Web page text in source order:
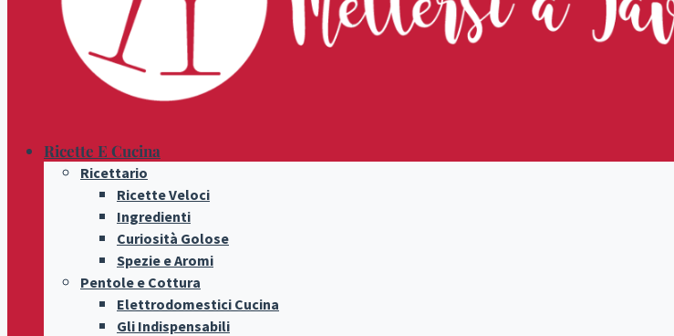
Ricette E Cucina
Ricettario
Ricette Veloci
Ingredienti
Curiosità Golose
Spezie e Aromi
Pentole e Cottura
Elettrodomestici Cucina
Gli Indispensabili